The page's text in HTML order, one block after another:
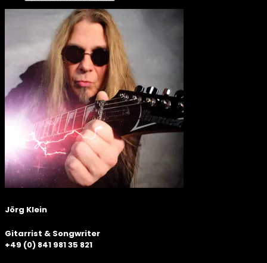
Jörg Klein
Gitarrist & Songwriter
+49 (0) 841 981 35 821